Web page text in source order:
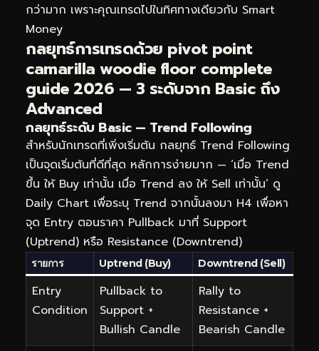
กว่ามาก เพราะคุณเทรดไปในทิศทางเดียวกับ Smart
Money
กลยุทธ์การเทรดด้วย pivot point
camarilla woodie floor complete
guide 2026 — 3 ระดับจาก Basic ถึง
Advanced
กลยุทธ์ระดับ Basic — Trend Following
สำหรับนักเทรดที่เพิ่งเริ่มต้น กลยุทธ์ Trend Following
เป็นจุดเริ่มต้นที่ดีที่สุด หลักการง่ายมาก — ‘เมื่อ Trend
ขึ้น ให้ Buy เท่านั้น เมื่อ Trend ลง ให้ Sell เท่านั้น’ ดู
Daily Chart เพื่อระบุ Trend จากนั้นลงมา H4 เพื่อหา
จุด Entry ตอนราคา Pullback มาที่ Support
(Uptrend) หรือ Resistance (Downtrend)
รายการ Uptrend (Buy) Downtrend (Sell)
Entry
Condition
Pullback to
Support +
Bullish Candle
Rally to
Resistance +
Bearish Candle